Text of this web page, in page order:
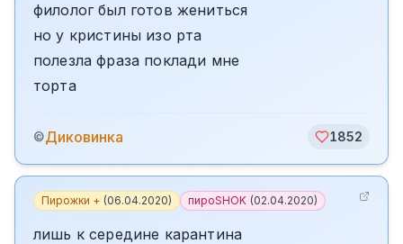
филолог был готов жениться
но у кристины изо рта
полезла фраза поклади мне
торта
©Диковинка 1852
Пирожки + (06.04.2020) пироSHOK (02.04.2020)
лишь к середине карантина